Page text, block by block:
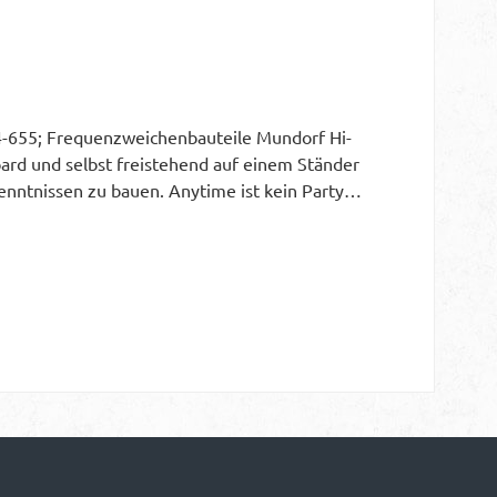
655; Frequenzweichenbauteile Mundorf Hi-
und selbst freistehend auf einem Ständer
zu bauen. Anytime ist kein Party
sauberen Filter 2ter Ordnung und ist in
den beiden Spielpartnern und ihren